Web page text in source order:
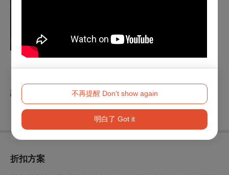
不再提醒 Don't show again
明白了 Got it
註：主辦單位保留活動異動與最終解釋權
折扣方案